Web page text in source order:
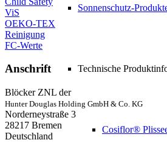
Sonnenschutz-
Technische
Cosiflor®
ViS
OEKO-TEX
Reinigung
FC-Werte
Anschrift
Blöcker ZNL der
Hunter Douglas Holding GmbH & Co. KG
Norderneystraße 3
28217 Bremen
Deutschland